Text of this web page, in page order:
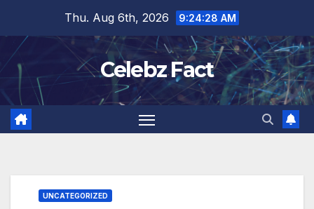
content
Thu. Aug 6th, 2026 9:24:29 AM
Celebz Fact
UNCATEGORIZED